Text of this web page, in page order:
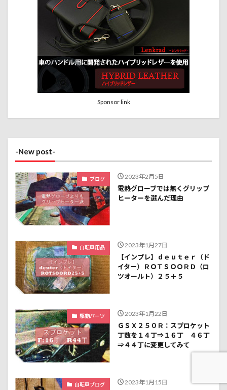
Sponsor link
-New post-
ブログ 2023年2月5日
電熱グローブでは無くグリップ
ヒーターを選んだ理由
自転車用品 2023年1月27日
【インプレ】ｄｅｕｔｅｒ（ド
イター）ＲＯＴＳＯＯＲＤ（ロ
ツオールト）２５＋５
駆動パーツ 2023年1月22日
ＧＳＸ２５０Ｒ：スプロケット
丁数を１４丁⇒１６丁 ４６丁
⇒４４丁に変更してみて
自転車ブログ 2023年1月15日